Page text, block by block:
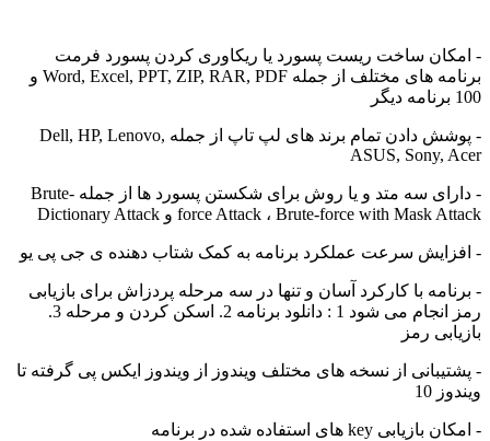
- امکان ساخت ریست پسورد یا ریکاوری کردن پسورد فرمت
برنامه های مختلف از جمله Word, Excel, PPT, ZIP, RAR, PDF و
100 برنامه دیگر
- پوشش دادن تمام برند های لپ تاپ از جمله Dell, HP, Lenovo,
ASUS, Sony, Acer
- دارای سه متد و یا روش برای شکستن پسورد ها از جمله Brute-
force Attack ، Brute-force with Mask Attack و Dictionary Attack
- افزایش سرعت عملکرد برنامه به کمک شتاب دهنده ی جی پی یو
- برنامه با کارکرد آسان و تنها در سه مرحله پردزاش برای بازیابی
رمز انجام می شود 1 : دانلود برنامه 2. اسکن کردن و مرحله 3.
بازیابی رمز
- پشتیبانی از نسخه های مختلف ویندوز از ویندوز ایکس پی گرفته تا
ویندوز 10
- امکان بازیابی key های استفاده شده در برنامه